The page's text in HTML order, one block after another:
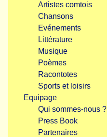
Artistes comtois
Chansons
Evénements
Littérature
Musique
Poèmes
Racontotes
Sports et loisirs
Equipage
Qui sommes-nous ?
Press Book
Partenaires